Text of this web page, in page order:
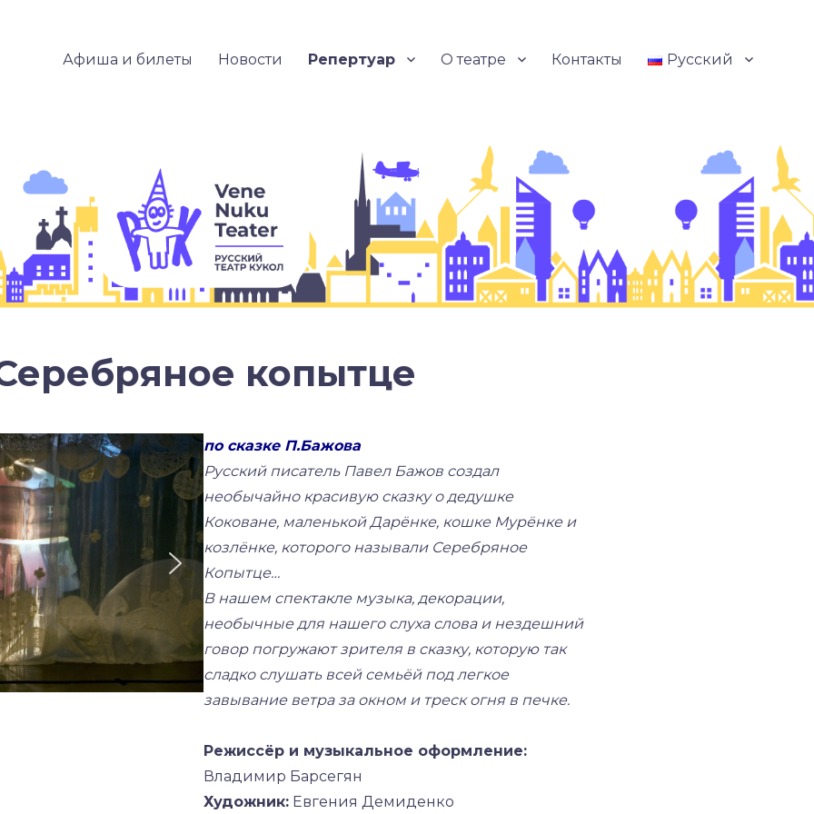
Афиша и билеты Новости Репертуар О театре Контакты Русский
копытце
по сказке П.Бажова
Русский писатель Павел Бажов создал
необычайно красивую сказку о дедушке
Коковане, маленькой Дарёнке, кошке Мурёнке и
козлёнке, которого называли Серебряное
Копытце…
В нашем спектакле музыка, декорации,
необычные для нашего слуха слова и нездешний
говор погружают зрителя в сказку, которую так
сладко слушать всей семьёй под легкое
завывание ветра за окном и треск огня в печке.
Режиссёр и музыкальное оформление:
Владимир Барсегян
Художник: Евгения Демиденко